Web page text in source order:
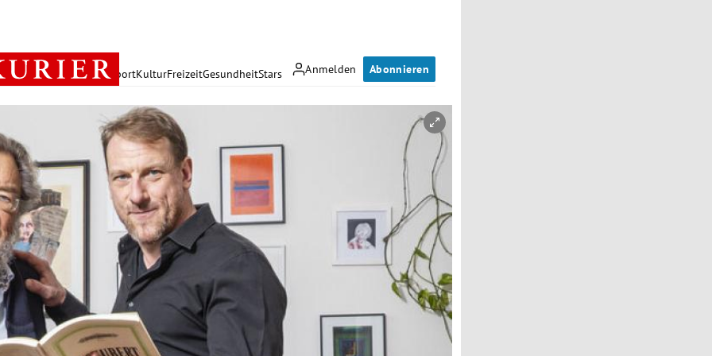
Anmelden Abonnieren
PolitikWirtschaft SportKulturFreizeitGesundheitStars